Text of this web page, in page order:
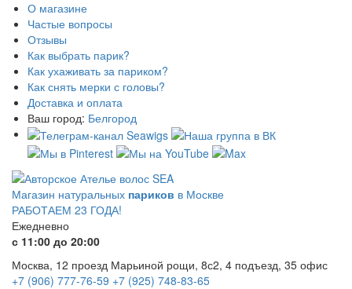
О магазине
Частые вопросы
Отзывы
Как выбрать парик?
Как ухаживать за париком?
Как снять мерки с головы?
Доставка и оплата
Ваш город: Белгород
Магазин натуральных париков в Москве
РАБОТАЕМ 23 ГОДА!
Ежедневно
с 11:00 до 20:00
Москва, 12 проезд Марьиной рощи, 8с2, 4 подъезд, 35 офис
+7 (906) 777-76-59 +7 (925) 748-83-65